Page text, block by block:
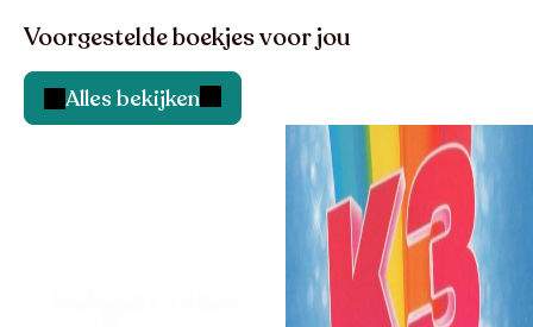
Voorgestelde boekjes voor jou
Alles bekijken